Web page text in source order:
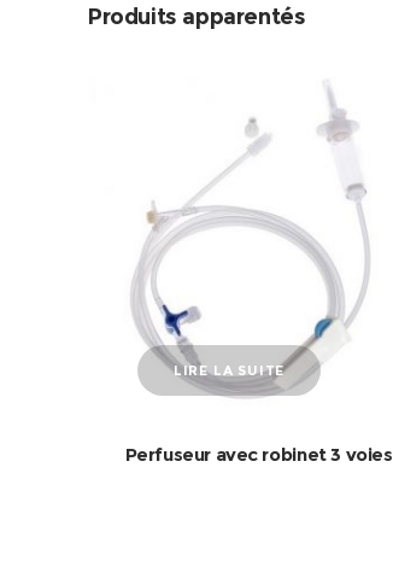
Produits apparentés
LIRE LA SUITE
Perfuseur avec robinet 3 voies